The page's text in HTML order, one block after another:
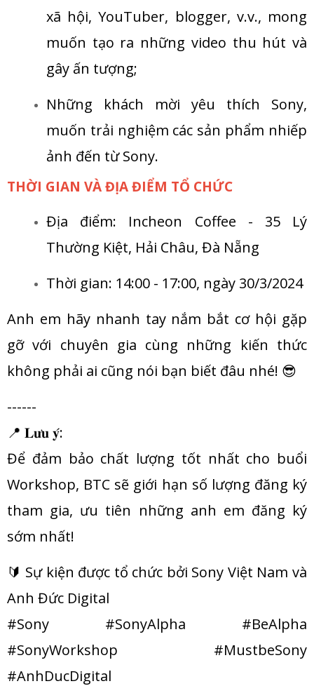
xã hội, YouTuber, blogger, v.v., mong
muốn tạo ra những video thu hút và
gây ấn tượng;
Những khách mời yêu thích Sony,
muốn trải nghiệm các sản phẩm nhiếp
ảnh đến từ Sony.
THỜI GIAN VÀ ĐỊA ĐIỂM TỔ CHỨC
Địa điểm: Incheon Coffee - 35 Lý
Thường Kiệt, Hải Châu, Đà Nẵng
Thời gian: 14:00 - 17:00, ngày 30/3/2024
Anh em hãy nhanh tay nắm bắt cơ hội gặp
gỡ với chuyên gia cùng những kiến thức
không phải ai cũng nói bạn biết đâu nhé! 😎
------
📍 𝐋𝐮̛𝐮 𝐲́:
Để đảm bảo chất lượng tốt nhất cho buổi
Workshop, BTC sẽ giới hạn số lượng đăng ký
tham gia, ưu tiên những anh em đăng ký
sớm nhất!
🔰 Sự kiện được tổ chức bởi Sony Việt Nam và
Anh Đức Digital
#Sony #SonyAlpha #BeAlpha
#SonyWorkshop #MustbeSony
#AnhDucDigital